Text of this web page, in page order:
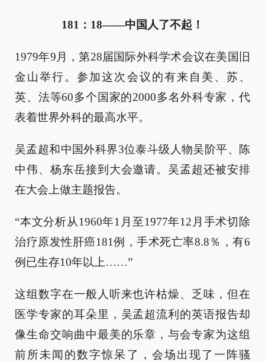
181：18——中国人了不起！
1979年9月，第28届国际外科学术会议在美国旧
金山举行。参加这次会议的有来自美、苏、
英、法等60多个国家的2000多名外科专家，代
表着世界外科的最高水平。
吴孟超和中国外科界3位泰斗级人物吴阶平、陈
中伟、杨东岳接到大会邀请。吴孟超还被安排
在大会上做主题报告。
“本文分析从1960年1月至1977年12月手术切除
治疗原发性肝癌181例，手术死亡率8.8％，有6
例已生存10年以上……”
这组数字在一般人听来也许枯燥、乏味，但在
医学专家的耳朵里，吴孟超流利的英语报告却
像生命交响曲中最美的乐章，与会专家为这组
前所未闻的数字惊呆了，会场出现了一阵骚